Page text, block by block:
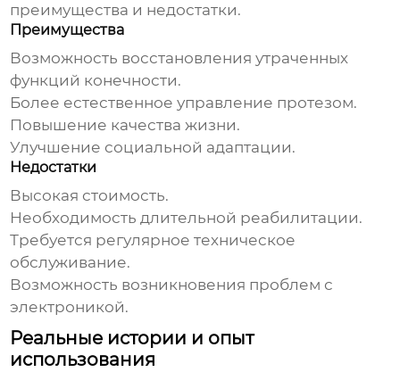
преимущества и недостатки.
Преимущества
Возможность восстановления утраченных
функций конечности.
Более естественное управление протезом.
Повышение качества жизни.
Улучшение социальной адаптации.
Недостатки
Высокая стоимость.
Необходимость длительной реабилитации.
Требуется регулярное техническое
обслуживание.
Возможность возникновения проблем с
электроникой.
Реальные истории и опыт
использования